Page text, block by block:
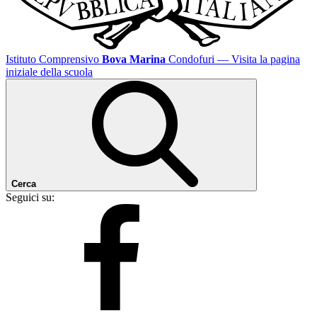
Istituto Comprensivo Bova Marina Condofuri — Visita la pagina
iniziale della scuola
Cerca
Seguici su: